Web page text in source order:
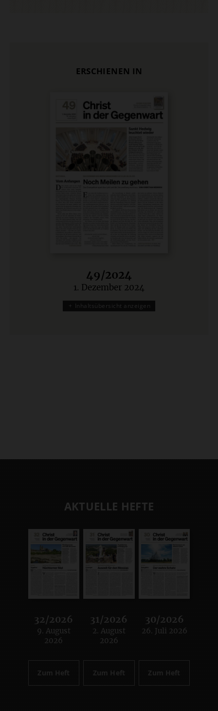
ERSCHIENEN IN
49/2024
:
1. Dezember 2024
Inhaltsübersicht anzeigen
AKTUELLE HEFTE
32/2026
:
9. August
2026
Zum Heft
31/2026
:
2. August
2026
Zum Heft
30/2026
:
26. Juli 2026
Zum Heft